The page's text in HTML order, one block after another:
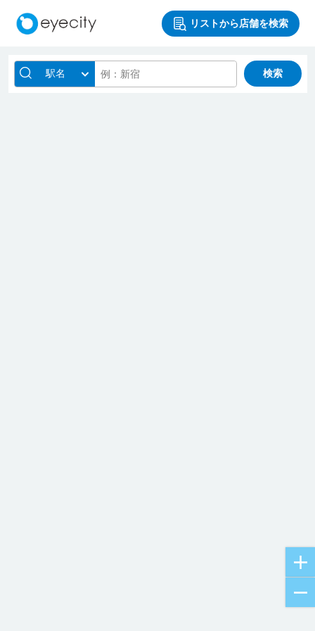
リストから店舗を検索
駅名 検索